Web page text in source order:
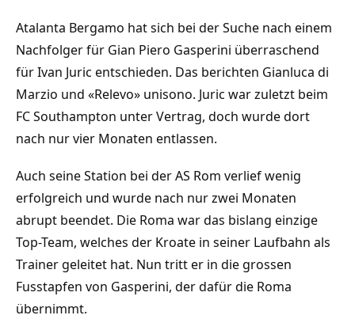
Atalanta Bergamo hat sich bei der Suche nach einem
Nachfolger für Gian Piero Gasperini überraschend
für Ivan Juric entschieden. Das berichten Gianluca di
Marzio und «Relevo» unisono. Juric war zuletzt beim
FC Southampton unter Vertrag, doch wurde dort
nach nur vier Monaten entlassen.
Auch seine Station bei der AS Rom verlief wenig
erfolgreich und wurde nach nur zwei Monaten
abrupt beendet. Die Roma war das bislang einzige
Top-Team, welches der Kroate in seiner Laufbahn als
Trainer geleitet hat. Nun tritt er in die grossen
Fusstapfen von Gasperini, der dafür die Roma
übernimmt.